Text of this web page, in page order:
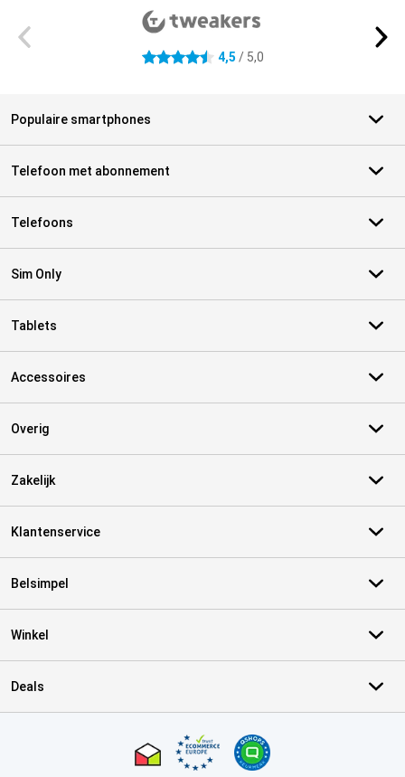
4.5 sterren 4,5 / 5,0
Populaire smartphones
Telefoon met abonnement
Telefoons
Sim Only
Tablets
Accessoires
Overig
Zakelijk
Klantenservice
Belsimpel
Winkel
Deals